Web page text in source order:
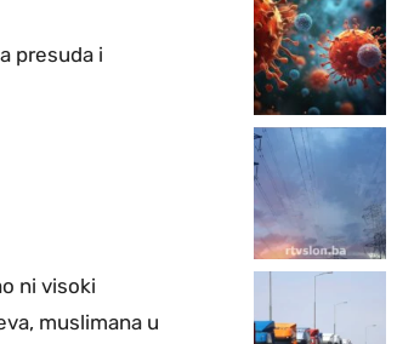
presuda i
ni visoki
muslimana u